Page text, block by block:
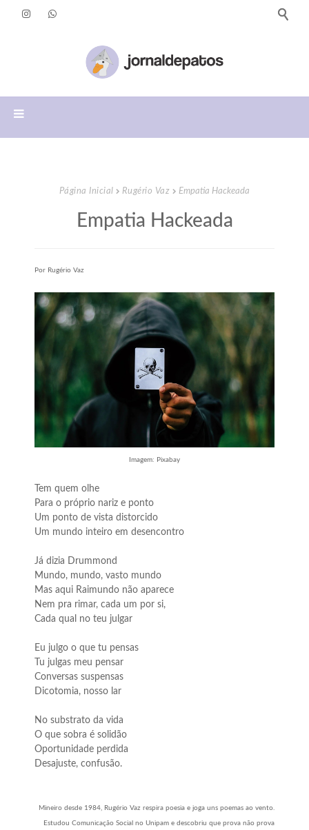
Página Inicial Rugério Vaz Empatia Hackeada
Empatia Hackeada
Por Rugério Vaz
Imagem: Pixabay
Tem quem olhe
Para o próprio nariz e ponto
Um ponto de vista distorcido
Um mundo inteiro em desencontro
Já dizia Drummond
Mundo, mundo, vasto mundo
Mas aqui Raimundo não aparece
Nem pra rimar, cada um por si,
Cada qual no teu julgar
Eu julgo o que tu pensas
Tu julgas meu pensar
Conversas suspensas
Dicotomia, nosso lar
No substrato da vida
O que sobra é solidão
Oportunidade perdida
Desajuste, confusão.
Mineiro desde 1984, Rugério Vaz respira poesia e joga uns poemas ao vento.
Estudou Comunicação Social no Unipam e descobriu que prova não prova